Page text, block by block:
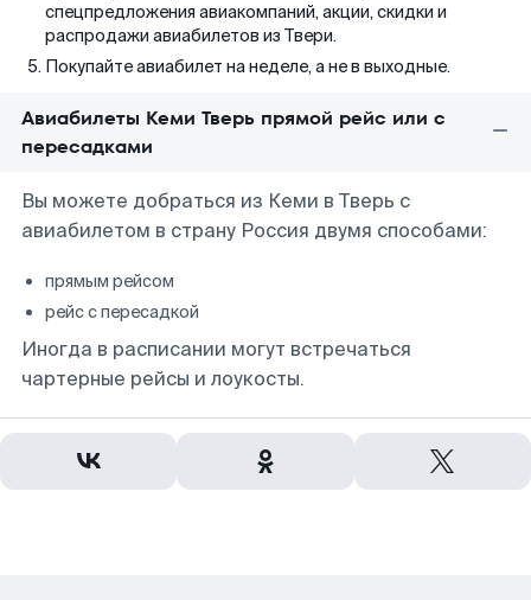
спецпредложения авиакомпаний, акции, скидки и
распродажи авиабилетов из Твери.
Покупайте авиабилет на неделе, а не в выходные.
Авиабилеты Кеми Тверь прямой рейс или с
пересадками
Вы можете добраться из Кеми в Тверь с
авиабилетом в страну Россия двумя способами:
прямым рейсом
рейс с пересадкой
Иногда в расписании могут встречаться
чартерные рейсы и лоукосты.